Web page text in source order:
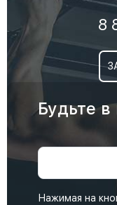
8
Будьте в
Нажимая на